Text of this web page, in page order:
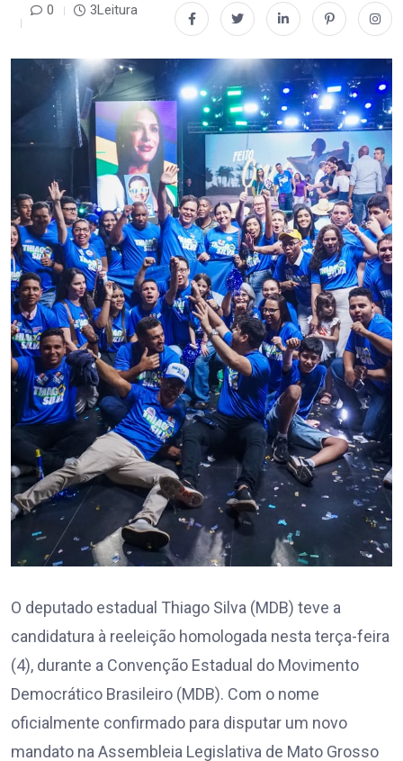
0 3Leitura
O deputado estadual Thiago Silva (MDB) teve a
candidatura à reeleição homologada nesta terça-feira
(4), durante a Convenção Estadual do Movimento
Democrático Brasileiro (MDB). Com o nome
oficialmente confirmado para disputar um novo
mandato na Assembleia Legislativa de Mato Grosso